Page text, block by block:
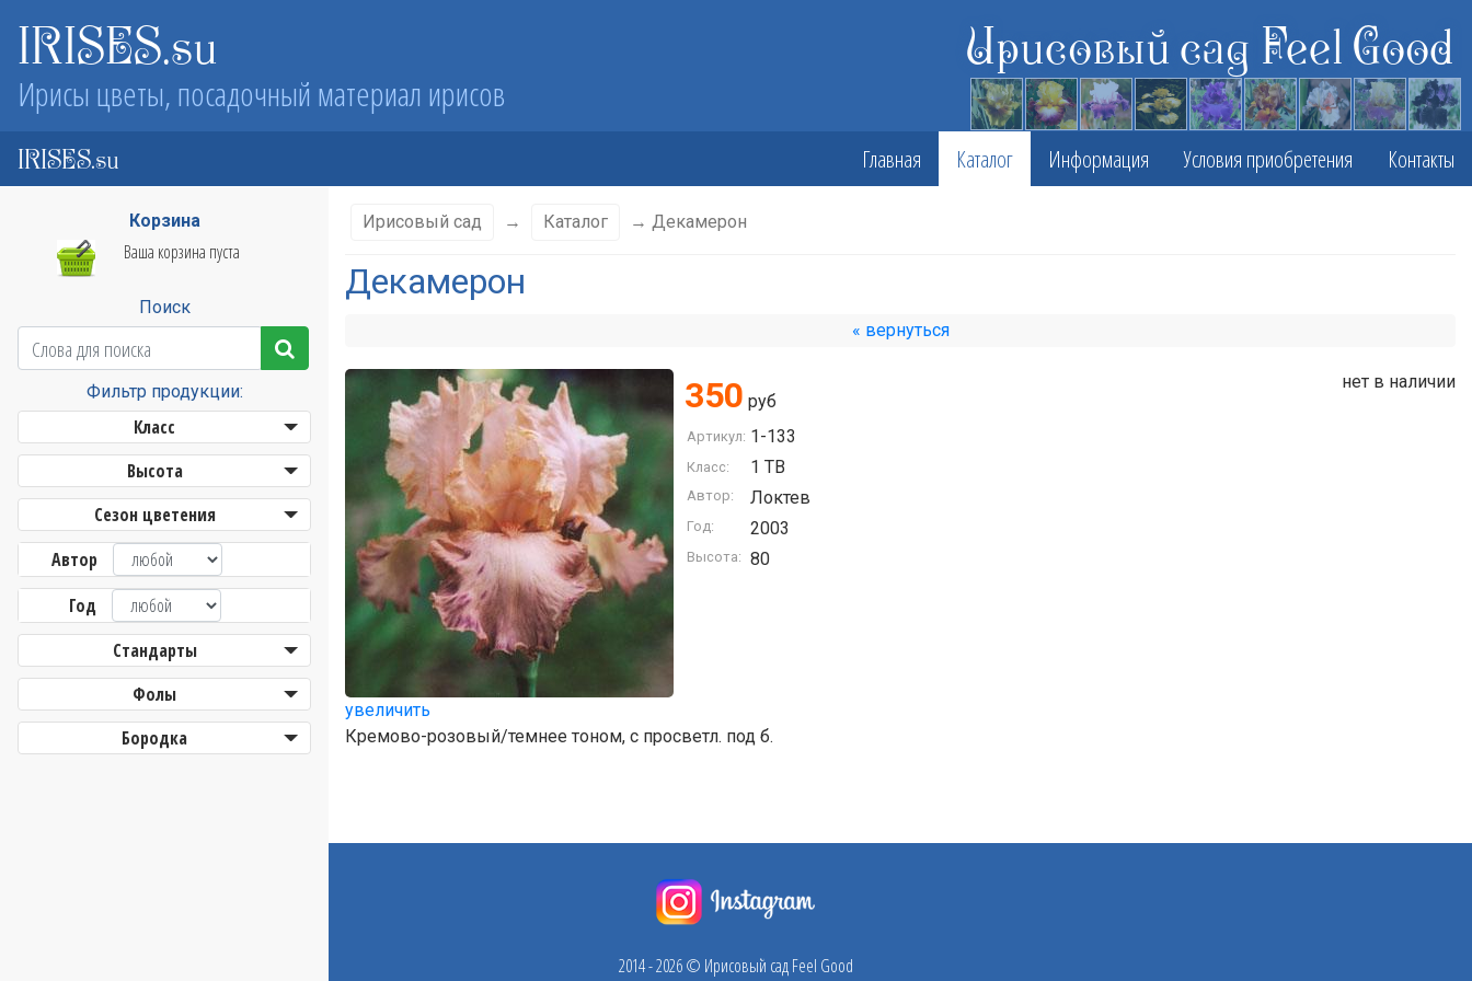
IRISES.su Ирисовый сад Feel Good
Ирисы цветы, посадочный материал ирисов
IRISES.su Главная Каталог Информация Условия приобретения Контакты
Корзина
Ваша корзина пуста
Поиск
Фильтр продукции:
Класс
Высота
Сезон цветения
Автор
Год
Стандарты
Фолы
Бородка
Ирисовый сад → Каталог → Декамерон
Декамерон
« вернуться
увеличить
350 руб
нет в наличии
Артикул: 1-133
Класс: 1 TB
Автор: Локтев
Год: 2003
Высота: 80
Кремово-розовый/темнее тоном, с просветл. под б.
2014 - 2026 © Ирисовый сад Feel Good